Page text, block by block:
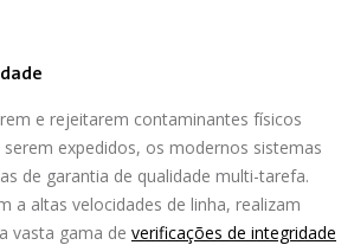
e rejeitarem contaminantes físicos
expedidos, os modernos sistemas
de garantia de qualidade multi-tarefa.
a altas velocidades de linha, realizam
vasta gama de verificações de integridade